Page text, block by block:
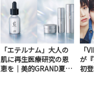
「エテルナム」大人の
肌に再生医療研究の恩
恵を｜美的GRAND夏
「
が
初